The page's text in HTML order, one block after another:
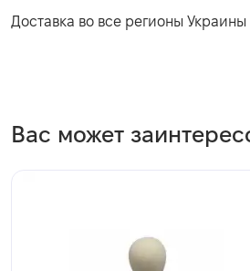
Доставка во все регионы Украины
Вас может